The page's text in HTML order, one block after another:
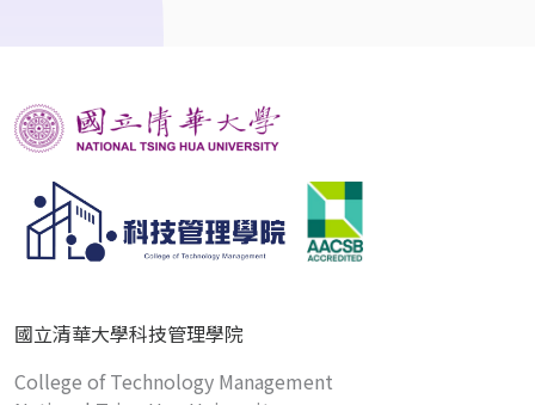
國立清華大學科技管理學院
College of Technology Management